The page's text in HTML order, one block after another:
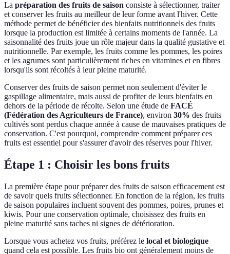
La préparation des fruits de saison consiste à sélectionner, traiter
et conserver les fruits au meilleur de leur forme avant l'hiver. Cette
méthode permet de bénéficier des bienfaits nutritionnels des fruits
lorsque la production est limitée à certains moments de l'année. La
saisonnalité des fruits joue un rôle majeur dans la qualité gustative et
nutritionnelle. Par exemple, les fruits comme les pommes, les poires
et les agrumes sont particulièrement riches en vitamines et en fibres
lorsqu'ils sont récoltés à leur pleine maturité.
Conserver des fruits de saison permet non seulement d'éviter le
gaspillage alimentaire, mais aussi de profiter de leurs bienfaits en
dehors de la période de récolte. Selon une étude de FACÉ
(Fédération des Agriculteurs de France), environ 30% des fruits
cultivés sont perdus chaque année à cause de mauvaises pratiques de
conservation. C'est pourquoi, comprendre comment préparer ces
fruits est essentiel pour s'assurer d'avoir des réserves pour l'hiver.
Étape 1 : Choisir les bons fruits
La première étape pour préparer des fruits de saison efficacement est
de savoir quels fruits sélectionner. En fonction de la région, les fruits
de saison populaires incluent souvent des pommes, poires, prunes et
kiwis. Pour une conservation optimale, choisissez des fruits en
pleine maturité sans taches ni signes de détérioration.
Lorsque vous achetez vos fruits, préférez le local et biologique
quand cela est possible. Les fruits bio ont généralement moins de